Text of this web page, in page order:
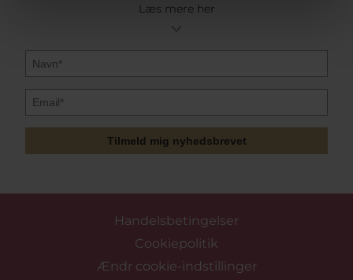
Læs mere her
Tilmeld mig nyhedsbrevet
Handelsbetingelser
Cookiepolitik
Ændr cookie-indstillinger